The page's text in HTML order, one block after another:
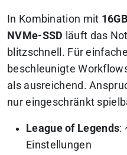
In Kombination mit
NVMe-SSD läuft das
blitzschnell. Für
beschleunigte
als ausreichend.
nur eingeschränkt
League of Legends:
Einstellungen